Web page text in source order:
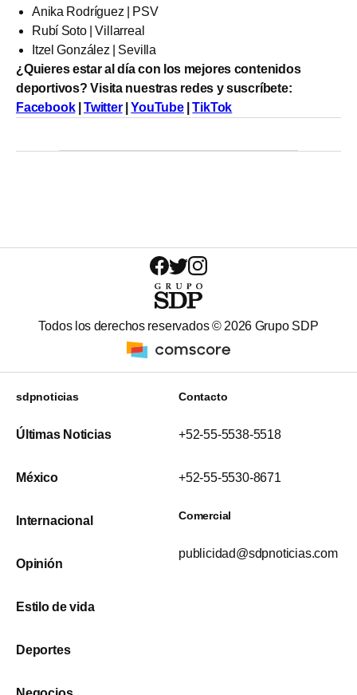
Anika Rodríguez | PSV
Rubí Soto | Villarreal
Itzel González | Sevilla
¿Quieres estar al día con los mejores contenidos
deportivos? Visita nuestras redes y suscríbete:
Facebook|Twitter|YouTube|TikTok
Todos los derechos reservados ©2026 Grupo SDP
sdpnoticias
Últimas Noticias
México
Internacional
Opinión
Estilo de vida
Deportes
Contacto
+52-55-5538-5518
+52-55-5530-8671
Comercial
publicidad@sdpnoticias.com